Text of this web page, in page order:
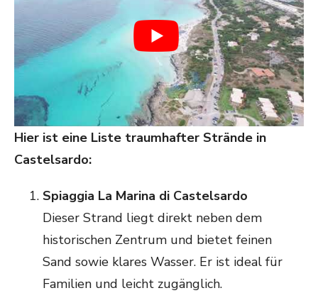
Hier ist eine Liste traumhafter Strände in
Castelsardo:
Spiaggia La Marina di Castelsardo
Dieser Strand liegt direkt neben dem
historischen Zentrum und bietet feinen
Sand sowie klares Wasser. Er ist ideal für
Familien und leicht zugänglich.